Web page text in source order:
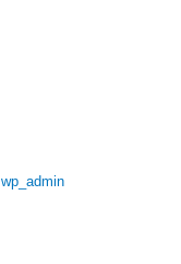
wp_admin